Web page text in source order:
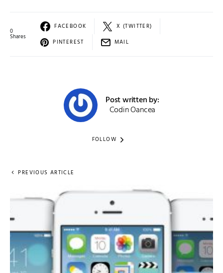
0
Shares
FACEBOOK
X (TWITTER)
PINTEREST
MAIL
Post written by:
Codin Oancea
FOLLOW
PREVIOUS ARTICLE